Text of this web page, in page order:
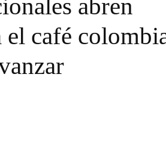
abren
el café